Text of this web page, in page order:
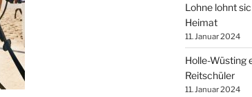
Lohne lohnt
Heimat
11. Januar 2024
Holle-Wüsting
Reitschüler
11. Januar 2024